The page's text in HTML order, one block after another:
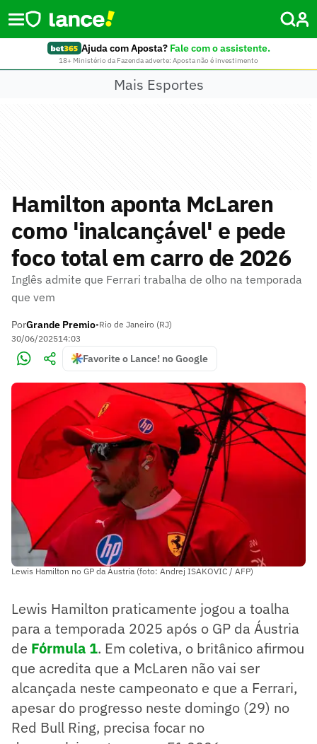
Ajuda com Aposta? Fale com o assistente.
18+ Ministério da Fazenda adverte: Aposta não é investimento
Mais Esportes
Hamilton aponta McLaren
como 'inalcançável' e pede
foco total em carro de 2026
Inglês admite que Ferrari trabalha de olho na temporada
que vem
PorGrande Premio•Rio de Janeiro (RJ)
30/06/202514:03
Favorite o Lance! no Google
Lewis Hamilton no GP da Áustria (foto: Andrej ISAKOVIC / AFP)
Lewis Hamilton praticamente jogou a toalha
para a temporada 2025 após o GP da Áustria
de Fórmula 1. Em coletiva, o britânico afirmou
que acredita que a McLaren não vai ser
alcançada neste campeonato e que a Ferrari,
apesar do progresso neste domingo (29) no
Red Bull Ring, precisa focar no